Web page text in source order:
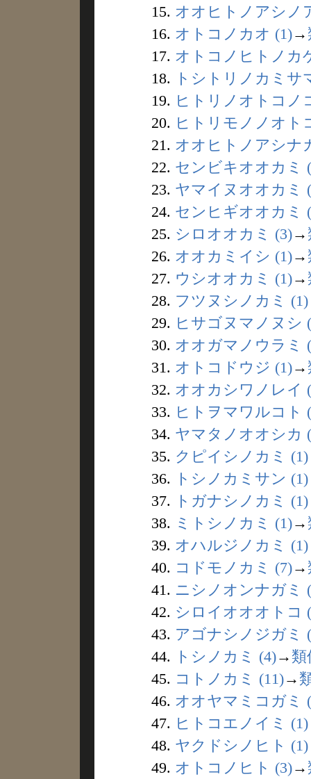
15. オオヒトノアシノ
16. オトコノカオ (1)→
17. オトコノヒトノカ
18.
トシトリノカミサ
19. ヒトリノオトコノ
20. ヒトリモノノオト
21. オオヒトノアシナ
22. センビキオオカミ
23. ヤマイヌオオカミ
24. センヒギオオカミ
25. シロオオカミ (3)→
26. オオカミイシ (1)→
27. ウシオオカミ (1)→
28. フツヌシノカミ (1)
29. ヒサゴヌマノヌシ
30. オオガマノウラミ
31. オトコドウジ (1)→
32. オオカシワノレイ
33. ヒトヲマワルコト
34. ヤマタノオオシカ
35. クピイシノカミ (1)
36.
トシノカミサン (1)
37.
トガナシノカミ (1)
38. ミトシノカミ (1)→
39. オハルジノカミ (1)
40. コドモノカミ (7)→
41. ニシノオンナガミ
42. シロイオオオトコ
43. アゴナシノジガミ
44.
トシノカミ (4)→ 類
45. コトノカミ (11)→
46. オオヤマミコガミ
47. ヒトコエノイミ (1)
48. ヤクドシノヒト (1)
49. オトコノヒト (3)→